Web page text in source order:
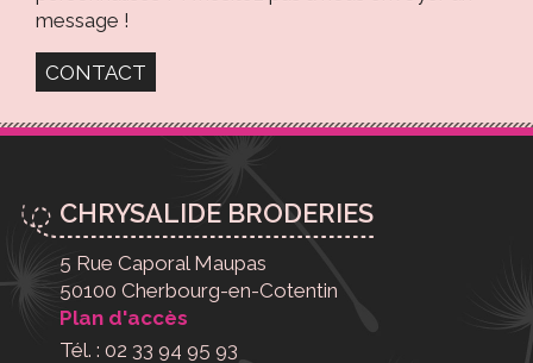
message !
CONTACT
CHRYSALIDE BRODERIES
5 Rue Caporal Maupas
50100 Cherbourg-en-Cotentin
Plan d'accès
Tél. : 02 33 94 95 93